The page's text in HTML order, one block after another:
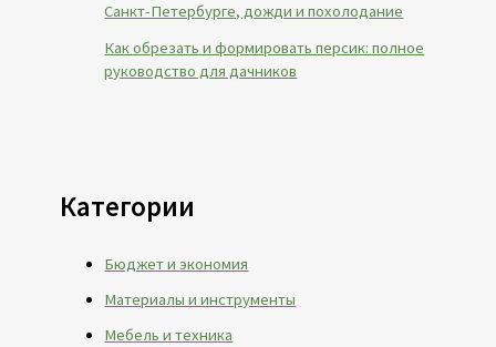
Санкт-Петербурге, дожди и похолодание
Как обрезать и формировать персик: полное
руководство для дачников
Категории
Бюджет и экономия
Материалы и инструменты
Мебель и техника